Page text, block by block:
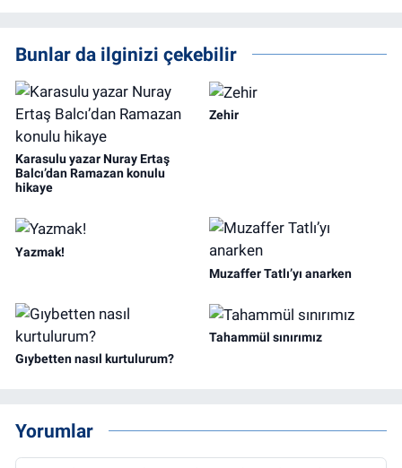
Bunlar da ilginizi çekebilir
Karasulu yazar Nuray Ertaş
Balcı’dan Ramazan konulu
hikaye
Zehir
Yazmak!
Muzaffer Tatlı’yı anarken
Gıybetten nasıl kurtulurum?
Tahammül sınırımız
Yorumlar